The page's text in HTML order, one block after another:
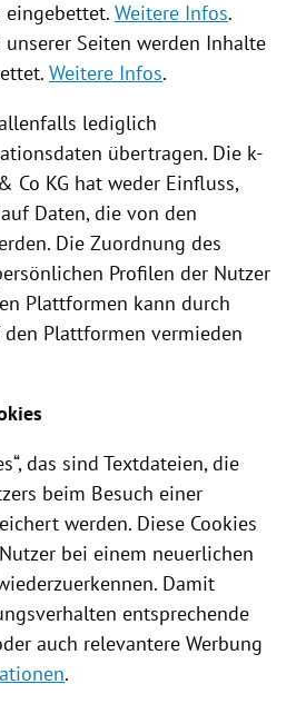
eingebettet. Weitere Infos.
Seiten werden Inhalte
Weitere Infos.
lediglich
übertragen. Die k-
Co KG hat weder Einfluss,
Daten, die von den
Die Zuordnung des
Profilen der Nutzer
Plattformen kann durch
Plattformen vermieden
“, das sind Textdateien, die
beim Besuch einer
werden. Diese Cookies
bei einem neuerlichen
Damit
entsprechende
auch relevantere Werbung
.